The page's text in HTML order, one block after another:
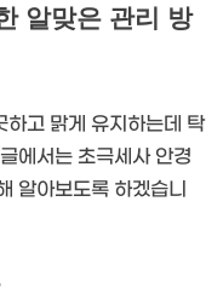
알맞은 관리 방
하고 맑게 유지하는데 탁
에서는 초극세사 안경
알아보도록 하겠습니